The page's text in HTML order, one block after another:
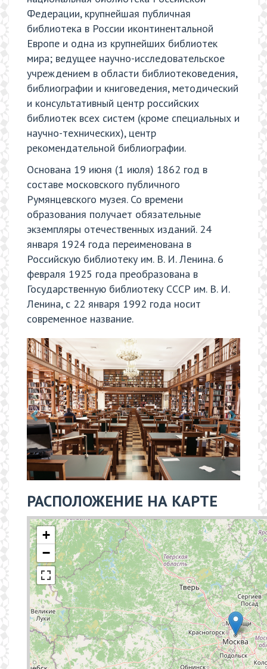
Федерации, крупнейшая публичная
библиотека в России иконтинентальной
Европе и одна из крупнейших библиотек
мира; ведущее научно-исследовательское
учреждением в области библиотековедения,
библиографии и книговедения, методический
и консультативный центр российских
библиотек всех систем (кроме специальных и
научно-технических), центр
рекомендательной библиографии.
Основана 19 июня (1 июля) 1862 год в
составе московского публичного
Румянцевского музея. Со времени
образования получает обязательные
экземпляры отечественных изданий. 24
января 1924 года переименована в
Российскую библиотеку им. В. И. Ленина. 6
февраля 1925 года преобразована в
Государственную библиотеку СССР им. В. И.
Ленина, с 22 января 1992 года носит
современное название.
РАСПОЛОЖЕНИЕ НА КАРТЕ
+
−